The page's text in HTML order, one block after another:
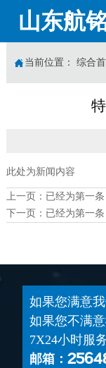
山东航
 当前位置： 综合
此处为新闻内容
上一页：已经为第一条
下一页：已经为第一条
如果您满意
如果您不满
7X24小时服
邮箱：